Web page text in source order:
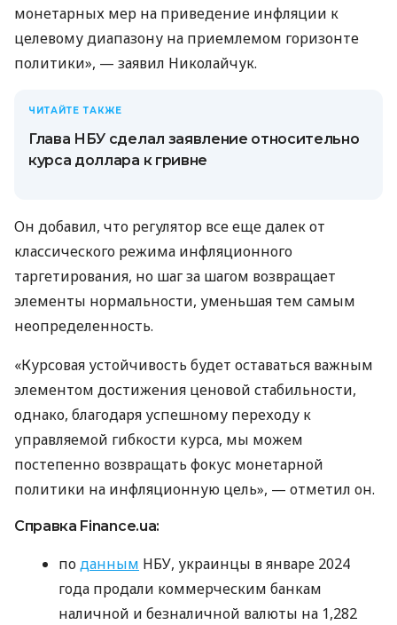
монетарных мер на приведение инфляции к
целевому диапазону на приемлемом горизонте
политики», — заявил Николайчук.
ЧИТАЙТЕ ТАКЖЕ
Глава НБУ сделал заявление относительно
курса доллара к гривне
Он добавил, что регулятор все еще далек от
классического режима инфляционного
таргетирования, но шаг за шагом возвращает
элементы нормальности, уменьшая тем самым
неопределенность.
«Курсовая устойчивость будет оставаться важным
элементом достижения ценовой стабильности,
однако, благодаря успешному переходу к
управляемой гибкости курса, мы можем
постепенно возвращать фокус монетарной
политики на инфляционную цель», — отметил он.
Справка Finance.ua:
поданным НБУ, украинцы в январе 2024
года продали коммерческим банкам
наличной и безналичной валюты на 1,282